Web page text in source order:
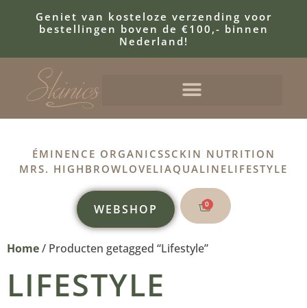
Geniet van kosteloze verzending voor
bestellingen boven de €100,- binnen
Nederland!
ÉMINENCE ORGANICSSCKIN NUTRITION
MRS. HIGHBROWLOVELIAQUALINELIFESTYLE
WEBSHOP 0
Home/ Producten getagged “Lifestyle”
LIFESTYLE